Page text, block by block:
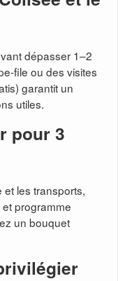
dépasser 1–2
file ou des visites
garantit un
utiles.
pour 3
et les transports,
programme
un bouquet